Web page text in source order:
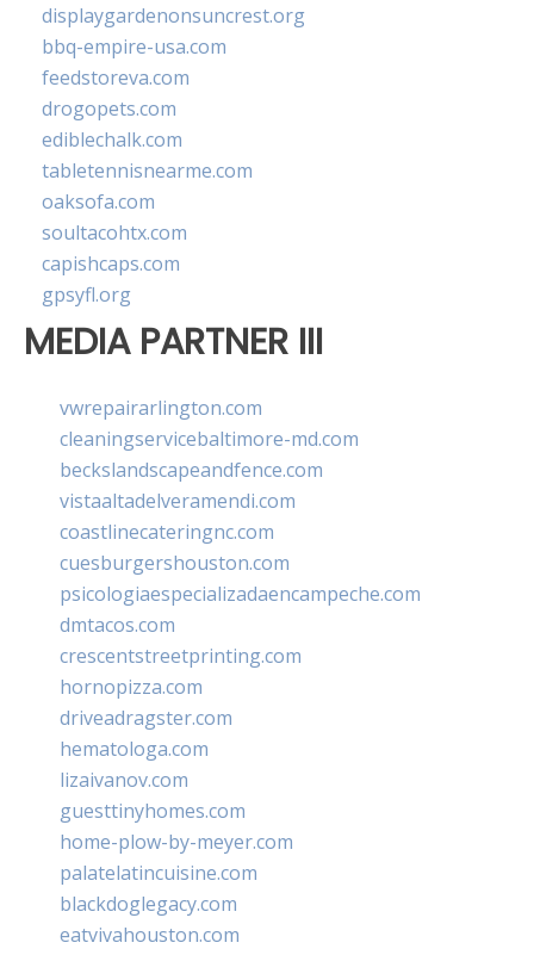
displaygardenonsuncrest.org
bbq-empire-usa.com
feedstoreva.com
drogopets.com
ediblechalk.com
tabletennisnearme.com
oaksofa.com
soultacohtx.com
capishcaps.com
gpsyfl.org
MEDIA PARTNER III
vwrepairarlington.com
cleaningservicebaltimore-md.com
beckslandscapeandfence.com
vistaaltadelveramendi.com
coastlinecateringnc.com
cuesburgershouston.com
psicologiaespecializadaencampeche.com
dmtacos.com
crescentstreetprinting.com
hornopizza.com
driveadragster.com
hematologa.com
lizaivanov.com
guesttinyhomes.com
home-plow-by-meyer.com
palatelatincuisine.com
blackdoglegacy.com
eatvivahouston.com